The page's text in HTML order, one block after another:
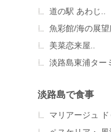
道の駅 あわじ..
魚彩館/海の展望
美菜恋来屋..
淡路島東浦ター
淡路島で食事
マリアージュ ド